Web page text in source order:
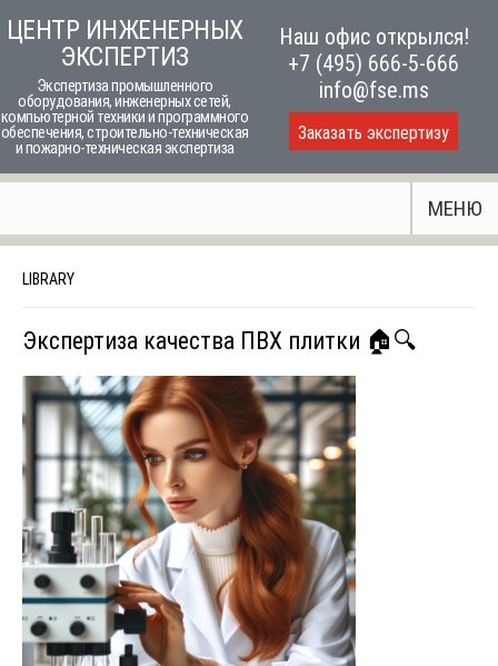
to
content
ЦЕНТР ИНЖЕНЕРНЫХ
ЭКСПЕРТИЗ
Экспертиза промышленного
оборудования, инженерных сетей,
компьютерной техники и программного
обеспечения, строительно-техническая
и пожарно-техническая экспертиза
Наш офис открылся!
+7 (495) 666-5-666
info@fse.ms
Заказать экспертизу
МЕНЮ
LIBRARY
Экспертиза качества ПВХ плитки 🏠🔍